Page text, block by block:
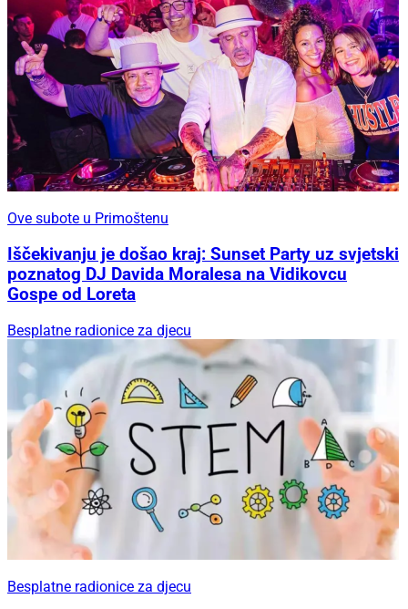
Ove subote u Primoštenu
Iščekivanju je došao kraj: Sunset Party uz svjetski
poznatog DJ Davida Moralesa na Vidikovcu
Gospe od Loreta
Besplatne radionice za djecu
Besplatne radionice za djecu